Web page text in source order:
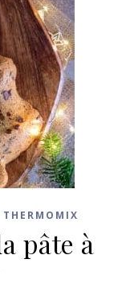
THERMOMIX
pâte à